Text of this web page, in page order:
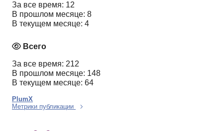
За все время: 12
В прошлом месяце: 8
В текущем месяце: 4
Всего
За все время: 212
В прошлом месяце: 148
В текущем месяце: 64
PlumX
Метрики публикации